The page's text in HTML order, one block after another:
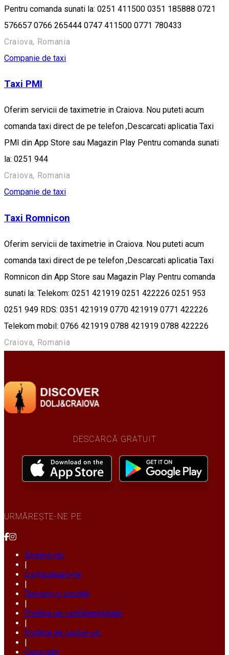
Pentru comanda sunati la: 0251 411500 0351 185888 0721
576657 0766 265444 0747 411500 0771 780433
Craiova, Romania
Companie de taxi
Taxi PMI
Oferim servicii de taximetrie in Craiova. Nou puteti acum
comanda taxi direct de pe telefon ,Descarcati aplicatia Taxi
PMI din App Store sau Magazin Play Pentru comanda sunati
la: 0251 944
Craiova, Romania
Companie de taxi
Taxi Romnicon
Oferim servicii de taximetrie in Craiova. Nou puteti acum
comanda taxi direct de pe telefon ,Descarcati aplicatia Taxi
Romnicon din App Store sau Magazin Play Pentru comanda
sunati la: Telekom: 0251 421919 0251 422226 0251 953
0251 949 RDS: 0351 421919 0770 421919 0771 422226
Telekom mobil: 0766 421919 0788 421919 0788 422226
Craiova, Romania
DESCARCĂ GRATUIT
URMĂREȘTE-NE PE
Despre noi
|
Contactează-ne
|
Termeni și condiții
|
Politica de confidențialitate
|
Politica de cookie-uri
|
Copyright